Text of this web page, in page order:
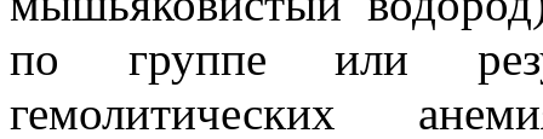
по группе или
гемолитических